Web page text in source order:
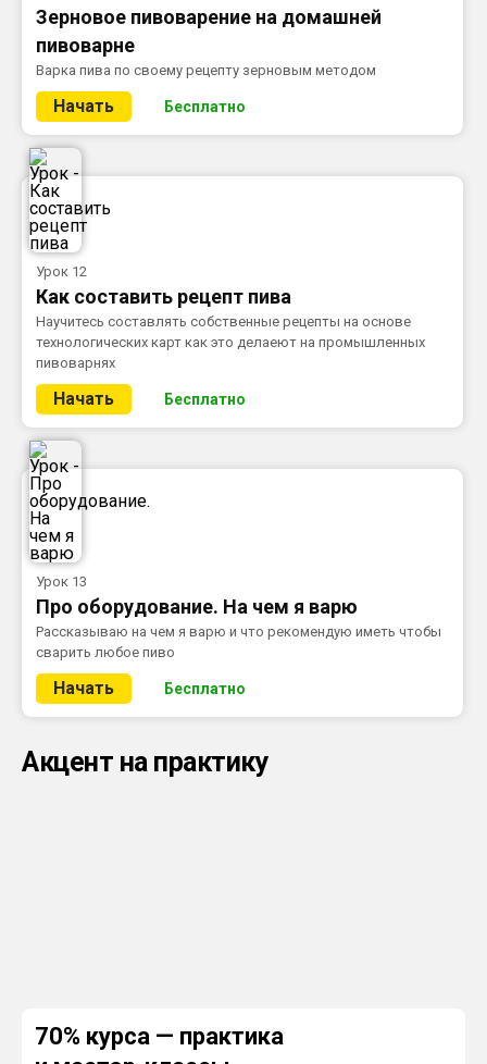
Зерновое пивоварение на домашней
пивоварне
Варка пива по своему рецепту зерновым методом
Начать Бесплатно
Урок 12
Как составить рецепт пива
Научитесь составлять собственные рецепты на основе
технологических карт как это делаеют на промышленных
пивоварнях
Начать Бесплатно
Урок 13
Про оборудование. На чем я варю
Рассказываю на чем я варю и что рекомендую иметь чтобы
сварить любое пиво
Начать Бесплатно
Акцент на практику
70% курса — практика